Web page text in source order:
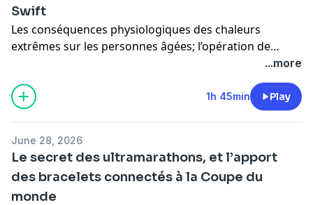
Swift
Les conséquences physiologiques des chaleurs
extrêmes sur les personnes âgées; l’opération de
récupération robotique du télescope spatial Swift par
la NASA; et une percée scientifique pour diagnostiquer
l'Alzheimer.
...more
1h 45min Play
June 28, 2026
Le secret des ultramarathons, et l’apport
des bracelets connectés à la Coupe du
monde